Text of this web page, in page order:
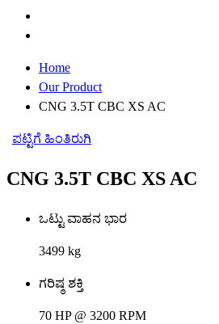
Home
Our Product
CNG 3.5T CBC XS AC
ಪಟ್ಟಿಗೆ ಹಿಂತಿರುಗಿ
CNG 3.5T CBC XS AC
ಒಟ್ಟು ವಾಹನ ಭಾರ
3499 kg
ಗರಿಷ್ಠ ಶಕ್ತಿ
70 HP @ 3200 RPM